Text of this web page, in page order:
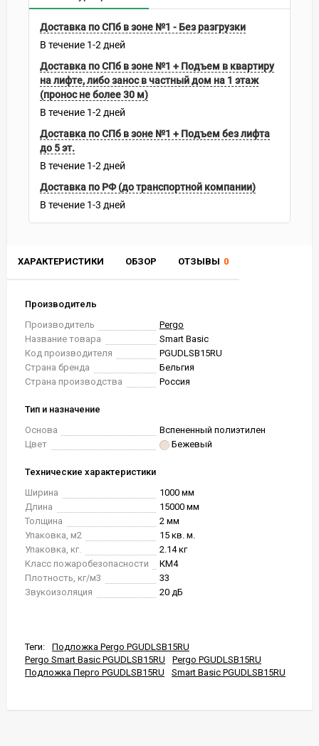
ХАРАКТЕРИСТИКИ ОБЗОР ОТЗЫВЫ 0
Производитель
Производитель
Pergo
Название товара
Smart Basic
Код производителя
PGUDLSB15RU
Страна бренда
Бельгия
Страна производства
Россия
Тип и назначение
Основа
Вспененный полиэтилен
Цвет
Бежевый
Технические характеристики
Ширина
1000 мм
Длина
15000 мм
Толщина
2 мм
Упаковка, м2
15 кв. м.
Упаковка, кг.
2.14 кг
Класс пожаробезопасности
КМ4
Плотность, кг/м3
33
Звукоизоляция
20 дБ
Теги:
Подложка Pergo PGUDLSB15RU
Pergo Smart Basic PGUDLSB15RU
Pergo PGUDLSB15RU
Подложка Перго PGUDLSB15RU
Smart Basic PGUDLSB15RU
Доставка по СПб в зоне №1 - Без разгрузки
В течение 1-2 дней
Доставка по СПб в зоне №1 + Подъем в квартиру
на лифте, либо занос в частный дом на 1 этаж
(пронос не более 30 м)
В течение 1-2 дней
Доставка по СПб в зоне №1 + Подъем без лифта
до 5 эт.
В течение 1-2 дней
Доставка по РФ (до транспортной компании)
В течение 1-3 дней